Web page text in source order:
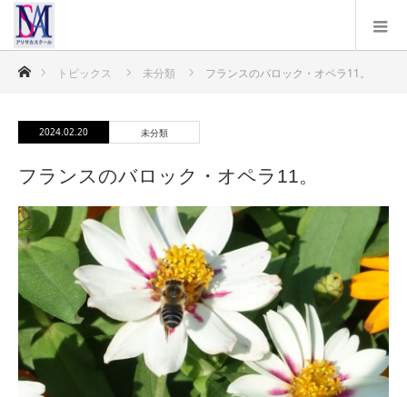
ホームトピックス 未分類 フランスのバロック・オペラ11。
2024.02.20 未分類
フランスのバロック・オペラ11。